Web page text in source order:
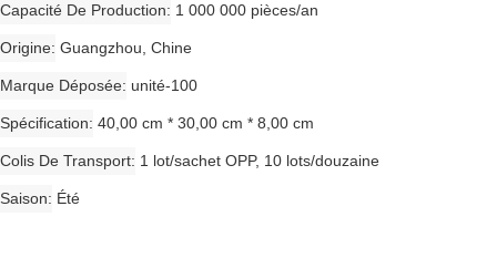
Capacité De Production 1 000 000 pièces/an
Origine Guangzhou, Chine
Marque Déposée unité-100
Spécification 40,00 cm * 30,00 cm * 8,00 cm
Colis De Transport 1 lot/sachet OPP, 10 lots/douzaine
Saison Été